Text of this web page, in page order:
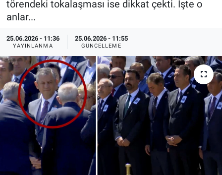
törendeki tokalaşması ise dikkat çekti. İşte o
anlar...
25.06.2026 - 11:36
YAYINLANMA
25.06.2026 - 11:55
GÜNCELLEME
Özel Haberler
Yazarlar
Dünya
Medya
Özel Haberler
Kadın
Erişim Bilgileri
Sağlık
Teknoloji
Haber Arşivi